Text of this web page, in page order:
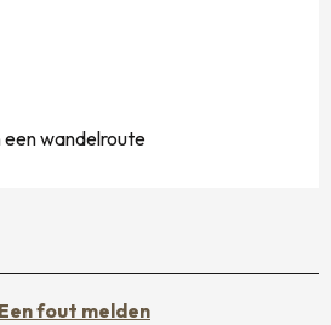
een wandelroute
Een fout melden